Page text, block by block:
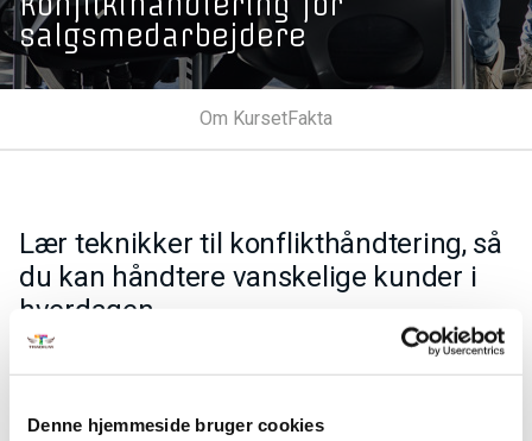
Denne hjemmeside bruger cookies
salgsmedarbejdere
Om KursetFakta
Lær teknikker til konflikthåndtering, så
du kan håndtere vanskelige kunder i
hverdagen.
Du får viden om kropssprogets betydning, så du kan
kundesituationer.